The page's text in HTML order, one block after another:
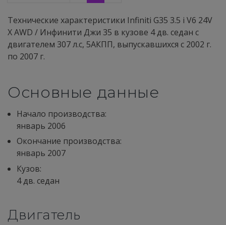
Технические характеристики Infiniti G35 3.5 i V6 24V
X AWD / Инфинити Джи 35 в кузове 4 дв. седан с
двигателем 307 л.с, 5АКПП, выпускавшихся c 2002 г.
по 2007 г.
Основные данные
Начало производства:
январь 2006
Окончание производства:
январь 2007
Кузов:
4 дв. седан
Двигатель